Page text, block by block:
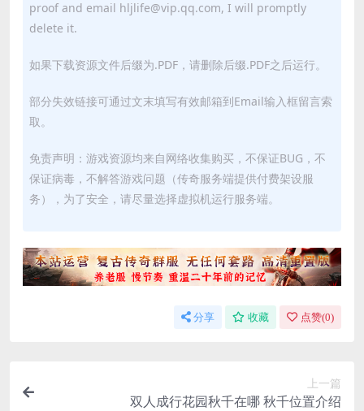
proof and email hljlife@vip.qq.com, I will promptly
delete it.
如果下载资源文件后缀为.PDF，请删除后缀.PDF之后运行。
部分失效链接可通过文末填写有效邮箱到Email输入框留言索
取。
免责声明：游戏资源均来自网络收集购买，不保证BUG，不
保证病毒，不解答游戏问题（传奇服务端提供付费架设服
务），为了安全，请尽量选择虚拟机运行服务端。
分享 收藏 点赞(0)
上一篇
双人成行花园秋千在哪 秋千位置介绍